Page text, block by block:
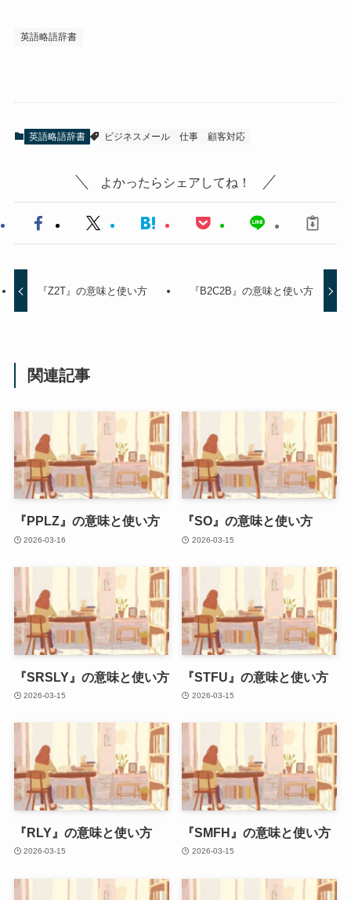
英語略語辞書
英語略語辞書 ビジネスメール 仕事 顧客対応
よかったらシェアしてね！
『Z2T』の意味と使い方 『B2C2B』の意味と使い方
関連記事
『PPLZ』の意味と使い方
2026-03-16
『SO』の意味と使い方
2026-03-15
『SRSLY』の意味と使い方
2026-03-15
『STFU』の意味と使い方
2026-03-15
『RLY』の意味と使い方
2026-03-15
『SMFH』の意味と使い方
2026-03-15